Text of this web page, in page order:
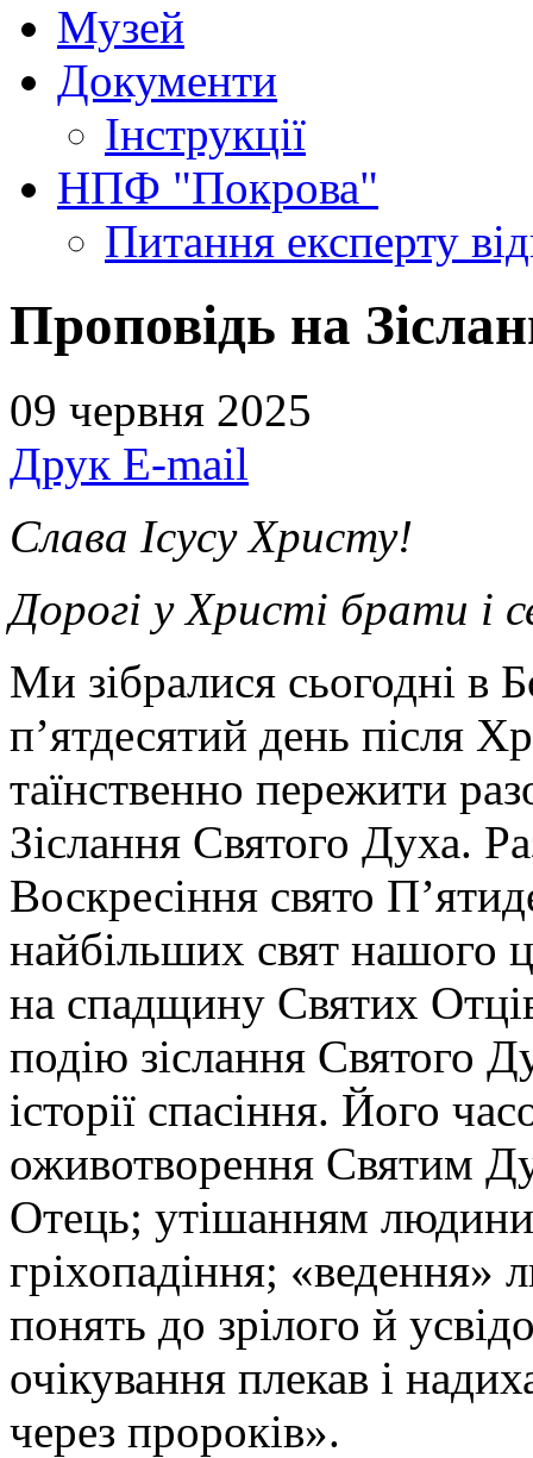
Музей
Документи
Інструкції
НПФ "Покрова"
Питання експерту
Проповідь на
09 червня 2025
Друк E-mail
Слава Ісусу Христу!
Дорогі у Христі брати і
Ми зібралися сьогодні в
п’ятдесятий день після
таїнственно пережити
Зіслання Святого Духа.
Воскресіння свято
найбільших свят нашого
на спадщину Святих
подію зіслання Святого
історії спасіння. Його
оживотворення Святим
Отець; утішанням людини
гріхопадіння; «ведення»
понять до зрілого й
очікування плекав і
через пророків».